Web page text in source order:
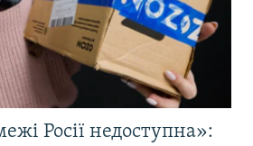
Росії недоступна»: